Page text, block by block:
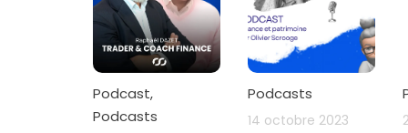
Podcast,
Podcasts
Podcasts
14 octobre 2023